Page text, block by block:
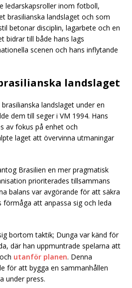
ledarskapsroller inom fotboll,
brasilianska landslaget och som
betonar disciplin, lagarbete och en
bidrar till både hans lags
scenen och hans inflytande
landslaget
landslaget under en
dem till seger i VM 1994. Hans
av fokus på enhet och
laget att övervinna utmaningar
Brasilien en mer pragmatisk
prioriterades tillsammans
balans var avgörande för att säkra
förmåga att anpassa sig och leda
bortom taktik; Dunga var känd för
där han uppmuntrade spelarna att
utanför planen. Denna
för att bygga en sammanhållen
under press.